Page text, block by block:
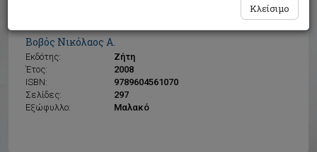
Ανάλυση συστημάτων ηλεκτρικής ενέργειας
Βοβός Νικόλαος Α.
Εκδότης:
Ζήτη
Έτος:
2008
ISBN:
9789604561070
Σελίδες:
297
Εξώφυλλο:
Μαλακό
Κλείσιμο